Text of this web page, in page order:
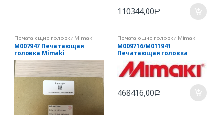
110344,00Р
Печатающие головки Mimaki
M007947 Печатающая
головка Mimaki
JV33/CJV30/JV5
Печатающие головки Mimaki
M009716/M011941
Печатающая головка
Mimaki TX400
468416,00Р